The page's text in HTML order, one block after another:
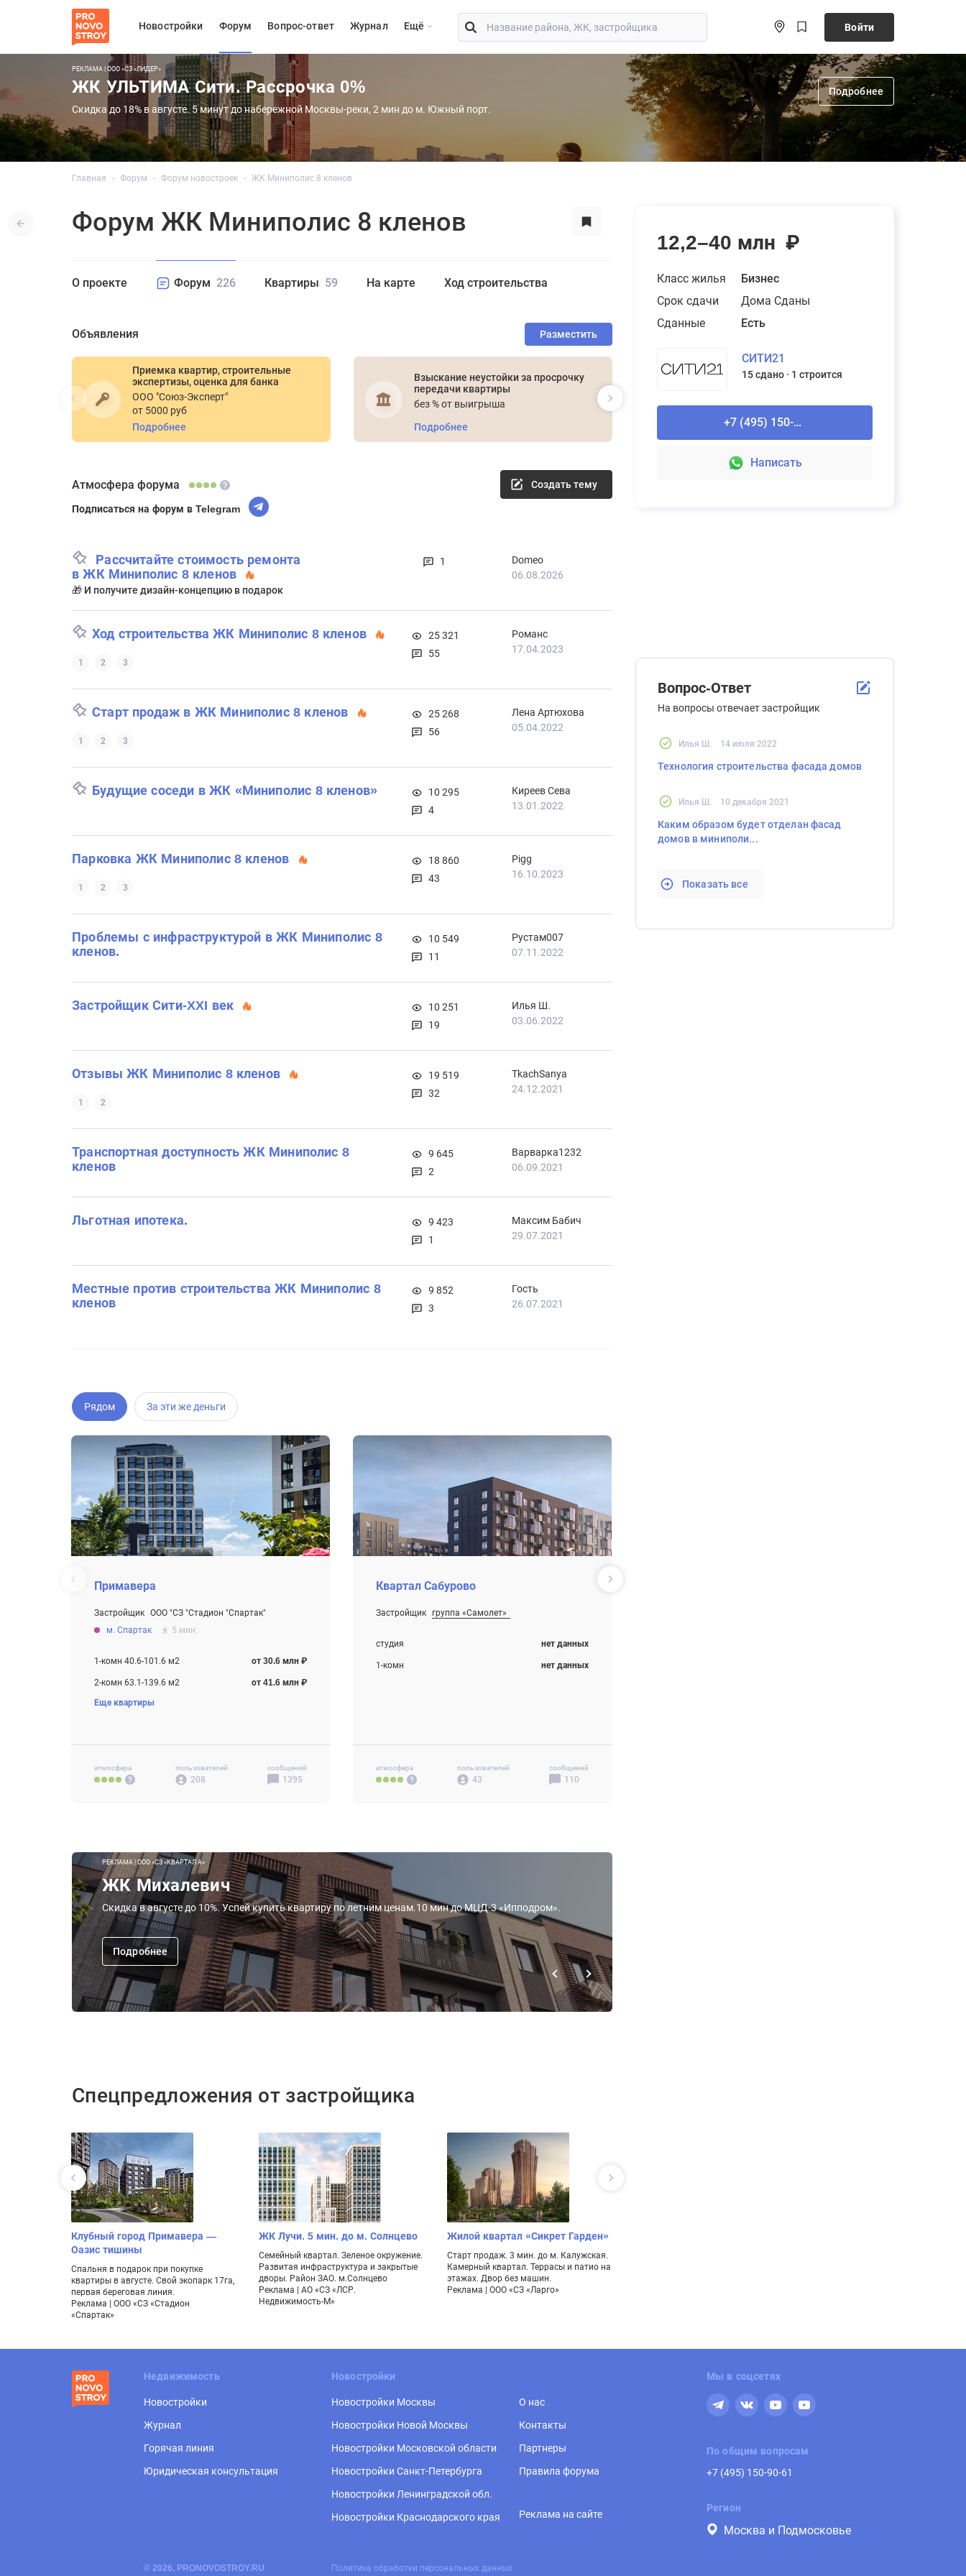
Новостройки Форум Вопрос-ответ Журнал Eщё Войти
РЕКЛАМА | ООО «СЗ «ЛИДЕР»
ЖК УЛЬТИМА Сити. Рассрочка 0%
Скидка до 18% в августе. 5 минут до набережной Москвы-реки, 2 мин до м. Южный порт.
Подробнее
Главная Форум Форум новостроек ЖК Миниполис 8 кленов
12,2–40 млн ₽
Класс жилья
Бизнес
Срок сдачи
Дома Сданы
Сданные
Есть
СИТИ21
15 сдано 1 строится
+7 (495) 150-90-61
Написать
Вопрос-Ответ
На вопросы отвечает застройщик
Илья Ш. 14 июля 2022
Технология строительства фасада домов
Илья Ш. 10 декабря 2021
Каким образом будет отделан фасад
домов в миниполи...
Показать все
Форум ЖК Миниполис 8 кленов
О проекте Форум 226 Квартиры 59 На карте Ход строительства
Объявления Разместить
Приемка квартир, строительные
экспертизы, оценка для банка
ООО "Союз-Эксперт"
от 5000 руб
Подробнее
Взыскание неустойки за просрочку
передачи квартиры
без % от выигрыша
Подробнее
Рассчитайте стоимость ремонта
Подробнее
Атмосфера форума
Подписаться на форум в Telegram
Создать тему
Рассчитайте стоимость ремонта
в ЖК Миниполис 8 кленов
🎁 И получите дизайн-концепцию в подарок
1
Domeo
06.08.2026
Ход строительства ЖК Миниполис 8 кленов
1 2 3
25 321
55
Романс
17.04.2023
Старт продаж в ЖК Миниполис 8 кленов
1 2 3
25 268
56
Лена Артюхова
05.04.2022
Будущие соседи в ЖК «Миниполис 8 кленов»
10 295
4
Киреев Сева
13.01.2022
Парковка ЖК Миниполис 8 кленов
1 2 3
18 860
43
Pigg
16.10.2023
Проблемы с инфраструктурой в ЖК Миниполис 8
кленов.
10 549
11
Рустам007
07.11.2022
Застройщик Сити-XXI век
10 251
19
Илья Ш.
03.06.2022
Отзывы ЖК Миниполис 8 кленов
1 2
19 519
32
TkachSanya
24.12.2021
Транспортная доступность ЖК Миниполис 8
кленов
9 645
2
Варварка1232
06.09.2021
Льготная ипотека.
9 423
1
Максим Бабич
29.07.2021
Местные против строительства ЖК Миниполис 8
кленов
9 852
3
Гость
26.07.2021
Рядом За эти же деньги
Примавера
Застройщик ООО "СЗ "Стадион "Спартак"
Строится , есть сданные корпуса
м. Спартак 5 мин.
1-комн 40.6-101.6 м2 от 30.6 млн ₽
2-комн 63.1-139.6 м2 от 41.6 млн ₽
3-комн 74.7-165.6 м2
Своб. план. 181.1-209.6 м2 от 186.8 млн ₽
Еще квартиры
атмосфера пользователей
208
сообщений
1395
Квартал Сабурово
Застройщик
группа «Самолет»
студия
нет данных
1-комн нет данных
атмосфера пользователей
43
сообщений
110
РЕКЛАМА | ООО «СЗ «КВАРТАЛ А»
ЖК Михалевич
Скидка в августе до 10%. Успей купить квартиру по летним ценам.10 мин до МЦД-3 «Ипподром».
Подробнее
Спецпредложения от застройщика
Клубный город Примавера —
Оазис тишины
Спальня в подарок при покупке
квартиры в августе. Свой экопарк 17га,
первая береговая линия.
Реклама | ООО «СЗ «Стадион
«Спартак»
ЖК Лучи. 5 мин. до м. Солнцево
Семейный квартал. Зеленое окружение.
Развитая инфраструктура и закрытые
дворы. Район ЗАО. м.Солнцево
Реклама | АО «СЗ «ЛСР.
Недвижимость-М»
Жилой квартал «Сикрет Гарден»
Старт продаж. 3 мин. до м. Калужская.
Камерный квартал. Террасы и патио на
этажах. Двор без машин.
Реклама | ООО «СЗ «Ларго»
Недвижимость
Новостройки
Журнал
Горячая линия
Юридическая консультация
Новостройки
Новостройки Москвы
Новостройки Новой Москвы
Новостройки Московской области
Новостройки Санкт-Петербурга
Новостройки Ленинградской обл.
Новостройки Краснодарского края
О нас
Контакты
Партнеры
Правила форума
Реклама на сайте
Мы в соцсетях
По общим вопросам
+7 (495) 150-90-61
Регион
Москва и Подмосковье
© 2026, PRONOVOSTROY.RU Политика обработки персональных данных